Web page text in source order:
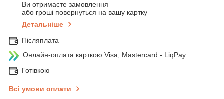
Ви отримаєте замовлення
або гроші повернуться на вашу картку
Детальніше
Післяплата
Онлайн-оплата карткою Visa, Mastercard - LiqPay
Готівкою
Всі умови оплати